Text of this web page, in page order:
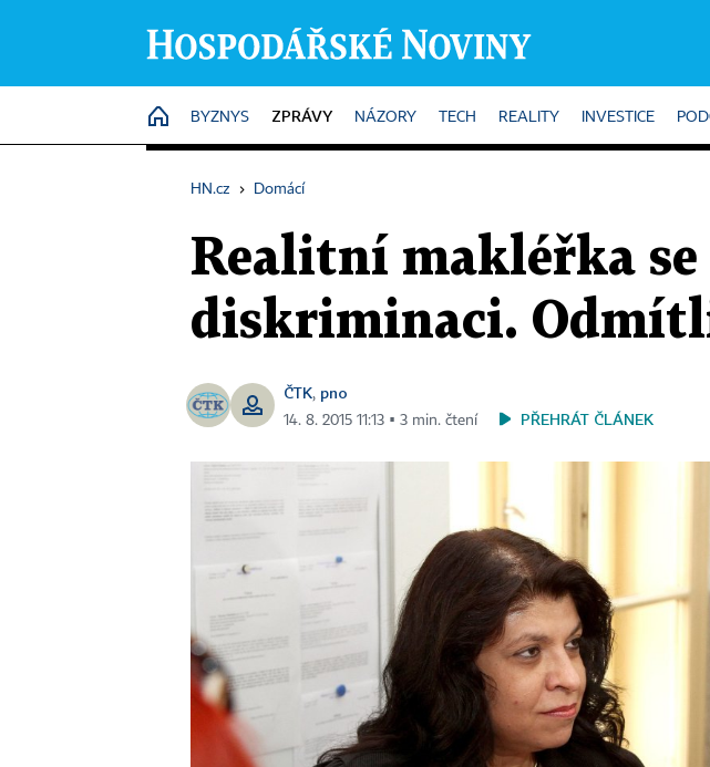
HOME
BYZNYS ZPRÁVY NÁZORY TECH REALITY INVESTICE
HN.cz › Domácí
Realitní makléřka
diskriminaci.
ČTK, pno
14. 8. 2015 11:13 ▪ 3 min. čtení PŘEHRÁT ČLÁNEK